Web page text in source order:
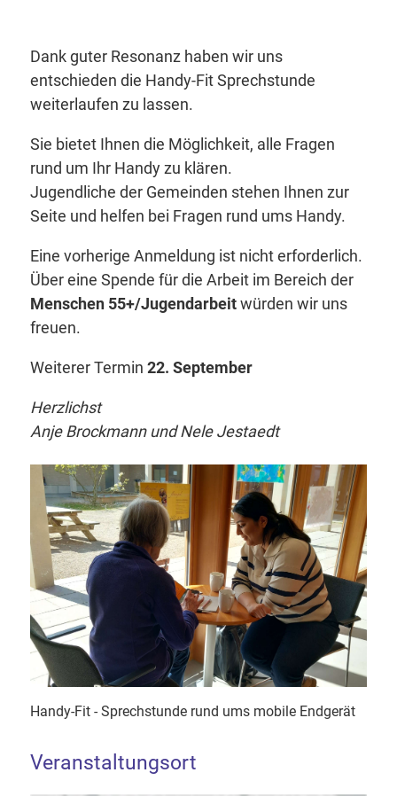
Dank guter Resonanz haben wir uns
entschieden die Handy-Fit Sprechstunde
weiterlaufen zu lassen.
Sie bietet Ihnen die Möglichkeit, alle Fragen
rund um Ihr Handy zu klären.
Jugendliche der Gemeinden stehen Ihnen zur
Seite und helfen bei Fragen rund ums Handy.
Eine vorherige Anmeldung ist nicht erforderlich.
Über eine Spende für die Arbeit im Bereich der
Menschen 55+/Jugendarbeitwürden wir uns
freuen.
Weiterer Termin 22. September
Herzlichst
Anje Brockmann und Nele Jestaedt
Handy-Fit - Sprechstunde rund ums mobile Endgerät
Veranstaltungsort